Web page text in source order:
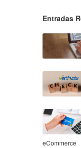
Entradas
eCommerce